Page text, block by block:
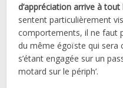
d’appréciation arrive à
sentent particulièrement
comportements, il ne faut
du même égoïste qui sera
s’étant engagée sur un
motard sur le périph’.